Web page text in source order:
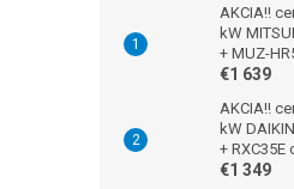
AKCIA!!
kW
+ MUZ-
€1 639
AKCIA!!
kW
+
€1 349